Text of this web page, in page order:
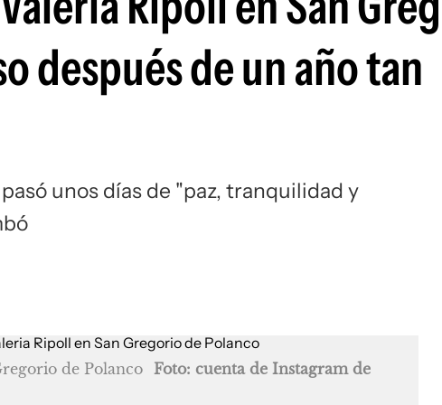
después de un año tan
unos días de "paz, tranquilidad y
de Polanco
Foto: cuenta de Instagram de